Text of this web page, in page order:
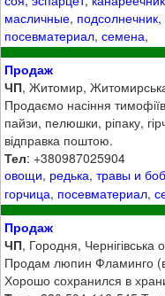
масличные, подсолнечник,
посевматериал,семена,
Продаж
ЧП, Житомир,
Продаємо насіння
пайзи, пелюшки, ріпаку,
відправка поштою.
Тел: +380987025904
овощи, редька,травы и
горчица, посевматериал,
Продаж
ЧП, Городня, Чернігівська
Продам люпин Фламинго
Хорошо сохранился в